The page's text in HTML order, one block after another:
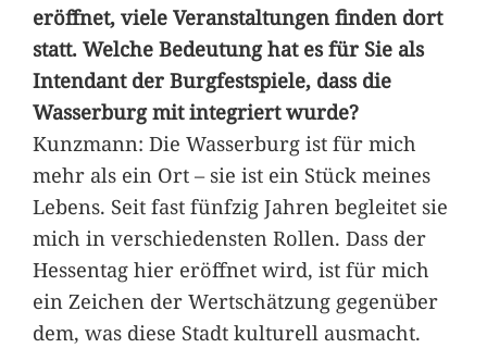
eröffnet, viele Veranstaltungen finden dort
statt. Welche Bedeutung hat es für Sie als
Intendant der Burgfestspiele, dass die
Wasserburg mit integriert wurde?
Kunzmann: Die Wasserburg ist für mich
mehr als ein Ort – sie ist ein Stück meines
Lebens. Seit fast fünfzig Jahren begleitet sie
mich in verschiedensten Rollen. Dass der
Hessentag hier eröffnet wird, ist für mich
ein Zeichen der Wertschätzung gegenüber
dem, was diese Stadt kulturell ausmacht.